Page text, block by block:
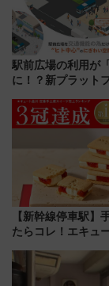
駅前広場の利用が
に！？新プラット
マホで簡単申請
どに【JR東日本】
【新幹線停車駅】
たらコレ！エキュ
産スイーツとは？